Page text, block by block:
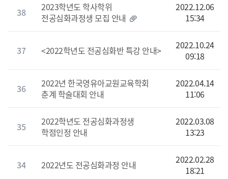
38
2023학년도 학사학위
전공심화과정생 모집 안내
2022.12.06
15:34
37 <2022학년도 전공심화반 특강 안내>
2022.10.24
09:18
36
2022년 한국영유아교원교육학회
춘계 학술대회 안내
2022.04.14
11:06
35
2022학년도 전공심화과정생
학점인정 안내
2022.03.08
13:23
34 2022년도 전공심화과정 안내
2022.02.28
18:21